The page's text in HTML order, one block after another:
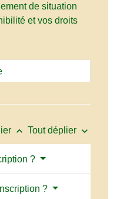
de situation
et vos droits
keyboard_arrow_up Tout déplier keyboard_arrow_down
?
?